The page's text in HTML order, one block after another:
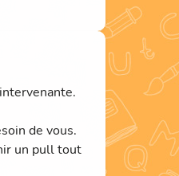
de vous.
un pull tout